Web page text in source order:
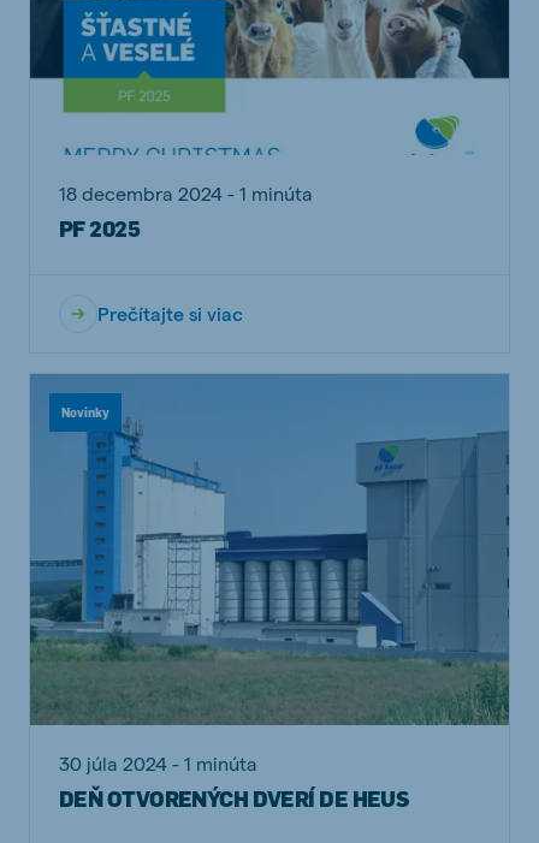
18 decembra 2024 - 1 minúta
PF 2025
Prečítajte si viac
Novinky
30 júla 2024 - 1 minúta
DEŇ OTVORENÝCH DVERÍ DE HEUS